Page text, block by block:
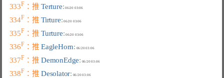
333F ：推 Terture: 06/20 03:06
334F ：推 Tirture: 06/20 03:06
335F ：推 Turture: 06/20 03:06
336F ：推 EagleHorn: 06/20 03:06
337F ：推 DemonEdge: 06/20 03:06
338F ：推 Desolator: 06/20 03:06